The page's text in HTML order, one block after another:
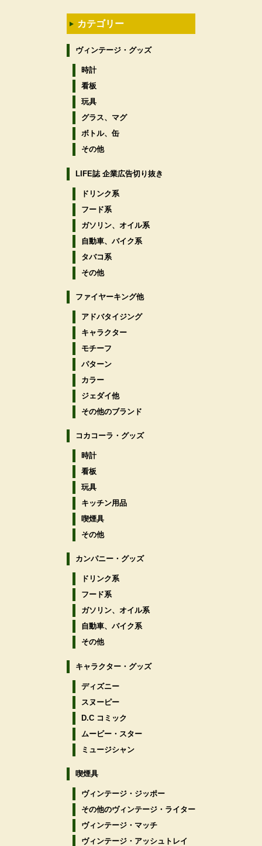
カテゴリー
ヴィンテージ・グッズ
時計
看板
玩具
グラス、マグ
ボトル、缶
その他
LIFE誌 企業広告切り抜き
ドリンク系
フード系
ガソリン、オイル系
自動車、バイク系
タバコ系
その他
ファイヤーキング他
アドバタイジング
キャラクター
モチーフ
パターン
カラー
ジェダイ他
その他のブランド
コカコーラ・グッズ
時計
看板
玩具
キッチン用品
喫煙具
その他
カンパニー・グッズ
ドリンク系
フード系
ガソリン、オイル系
自動車、バイク系
その他
キャラクター・グッズ
ディズニー
スヌーピー
D.C コミック
ムービー・スター
ミュージシャン
喫煙具
ヴィンテージ・ジッポー
その他のヴィンテージ・ライター
ヴィンテージ・マッチ
ヴィンテージ・アッシュトレイ